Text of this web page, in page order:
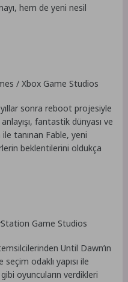
hem de yeni nesil
/ Xbox Game Studios
sonra reboot projesiyle
fantastik dünyası ve
tanınan Fable, yeni
beklentilerini oldukça
Game Studios
Until Dawn’ın
odaklı yapısı ile
oyuncuların verdikleri